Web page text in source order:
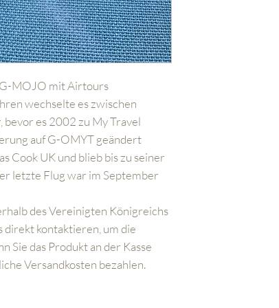
MOJO mit Airtours
wechselte es zwischen
es 2002 zu My Travel
auf G-OMYT geändert
Cook UK und blieb bis zu seiner
letzte Flug war im September
des Vereinigten Königreichs
direkt kontaktieren, um die
Sie das Produkt an der Kasse
Versandkosten bezahlen.